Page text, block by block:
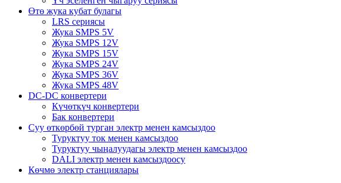
Өтө жука кубат булагы
LRS сериясы
Жука SMPS 5V
Жука SMPS 12V
Жука SMPS 15V
Жука SMPS 24V
Жука SMPS 36V
Жука SMPS 48V
DC-DC конвертери
Күчөткүч конвертери
Бак конвертери
Суу өткөрбөй турган электр менен камсыздоо
Туруктуу ток менен камсыздоо
Туруктуу чыңалуудагы электр менен камсыздоо
DALI электр менен камсыздоосу
Көчмө электр станциялары